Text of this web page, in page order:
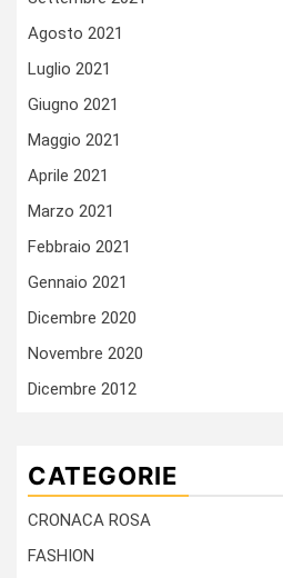
Agosto 2021
Luglio 2021
Giugno 2021
Maggio 2021
Aprile 2021
Marzo 2021
Febbraio 2021
Gennaio 2021
Dicembre 2020
Novembre 2020
Dicembre 2012
CATEGORIE
CRONACA ROSA
FASHION